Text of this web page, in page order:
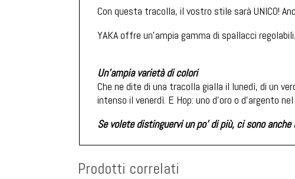
Con questa tracolla, il vostro stile sarà UNICO!
YAKA offre un'ampia gamma di spallacci
Un'ampia varietà di colori
Che ne dite di una tracolla gialla il lunedì, di un
intenso il venerdì. E Hop: uno d'oro o d'argento
Se volete distinguervi un po' di più, ci sono
Prodotti correlati